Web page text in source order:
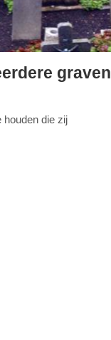
graven
houden die zij